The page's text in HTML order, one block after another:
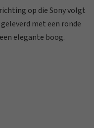
op die Sony volgt
met een ronde
elegante boog.